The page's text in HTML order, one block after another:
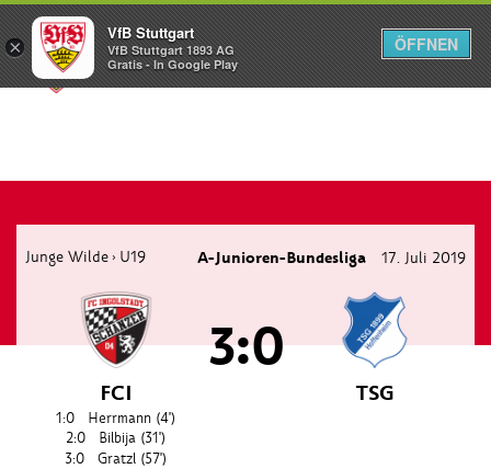
Menü
Junge Wilde › U19 A-Junioren-Bundesliga 17. Juli 2019
FCI
1:0 Herrmann (4')
2:0
Bilbija (31')
3:0
Gratzl (57')
3:0
TSG
×
VfB Stuttgart
VfB Stuttgart 1893 AG
Gratis - In Google Play
ÖFFNEN